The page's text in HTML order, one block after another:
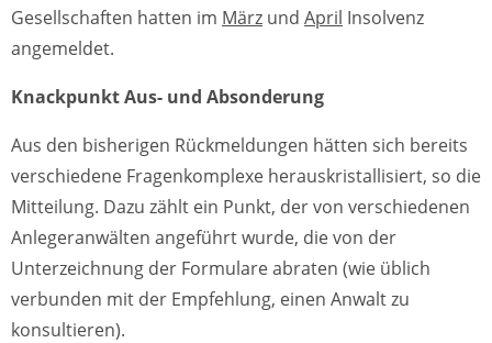
Gesellschaften hatten im März und April Insolvenz
angemeldet.
Knackpunkt Aus- und Absonderung
Aus den bisherigen Rückmeldungen hätten sich bereits
verschiedene Fragenkomplexe herauskristallisiert, so die
Mitteilung. Dazu zählt ein Punkt, der von verschiedenen
Anlegeranwälten angeführt wurde, die von der
Unterzeichnung der Formulare abraten (wie üblich
verbunden mit der Empfehlung, einen Anwalt zu
konsultieren).